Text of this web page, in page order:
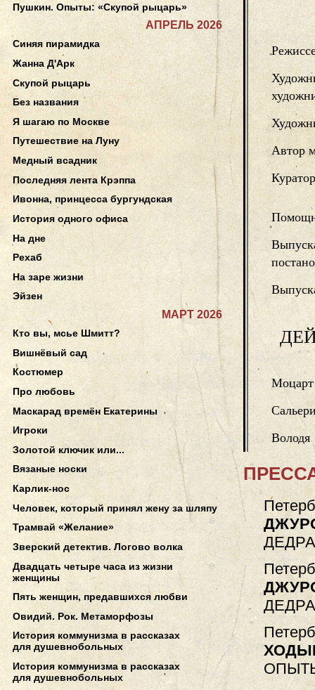
Автор
Моцарт
Володя
Пушкин. Опыты: «Скупой рыцарь»
АПРЕЛЬ 2026
Синяя пирамидка
Жанна Д'Арк
Скупой рыцарь
Без названия
Я шагаю по Москве
Путешествие на Луну
Медный всадник
Последняя лента Крэппа
Ивонна, принцесса бургундская
История одного офиса
На дне
Рехаб
На заре жизни
Эйзен
МАРТ 2026
Кто вы, мсье Шмитт?
Вишнёвый сад
Костюмер
Про любовь
Маскарад времён Екатерины
Игроки
Золотой ключик или...
Вязаные носки
Карлик-нос
Человек, который принял жену за шляпу
Трамвай «Желание»
Зверский детектив. Логово волка
Двадцать четыре часа из жизни
женщины
Пять женщин, предавшихся любви
Овидий. Рок. Метаморфозы
История коммунизма в рассказах
для душевнобольных
История коммунизма в рассказах
для душевнобольных